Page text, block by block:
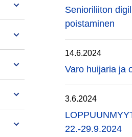
Senioriliiton
poistaminen
14.6.2024
Varo huijaria ja
3.6.2024
22.-29.9.2024